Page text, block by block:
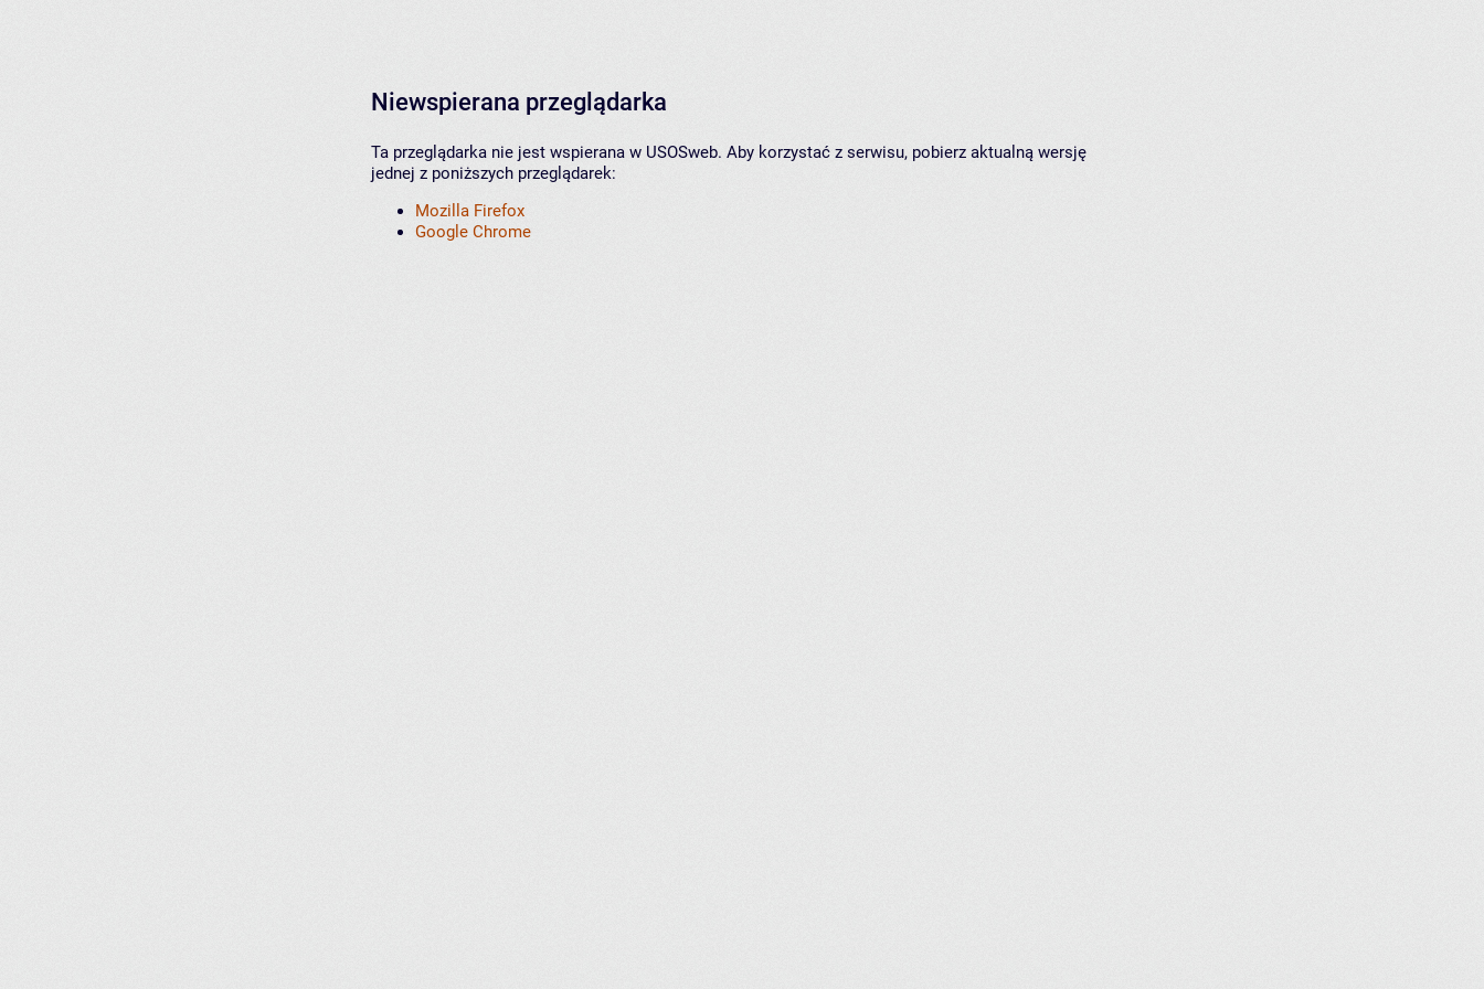
Niewspierana przeglądarka
Ta przeglądarka nie jest wspierana w USOSweb. Aby korzystać z serwisu, pobierz aktualną wersję
jednej z poniższych przeglądarek:
Mozilla Firefox
Google Chrome